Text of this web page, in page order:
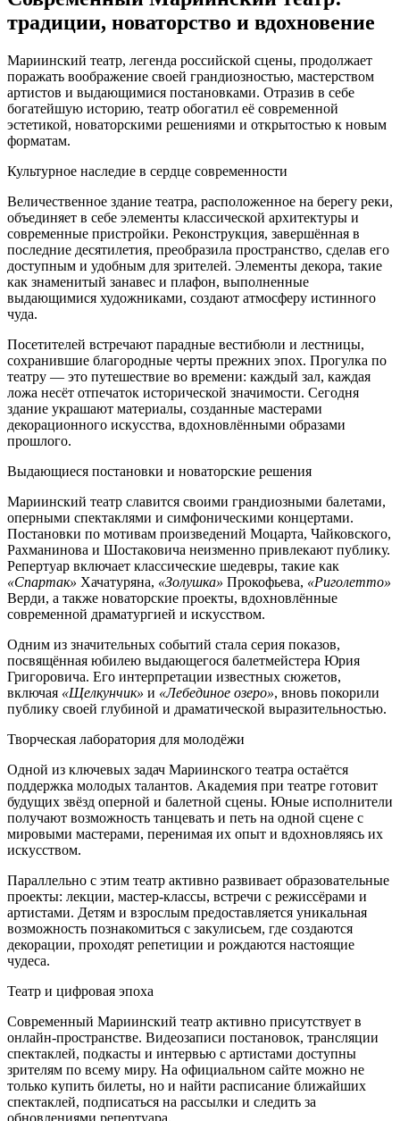
традиции, новаторство и вдохновение
Мариинский театр, легенда российской сцены, продолжает
поражать воображение своей грандиозностью, мастерством
артистов и выдающимися постановками. Отразив в себе
богатейшую историю, театр обогатил её современной
эстетикой, новаторскими решениями и открытостью к новым
форматам.
Культурное наследие в сердце современности
Величественное здание театра, расположенное на берегу реки,
объединяет в себе элементы классической архитектуры и
современные пристройки. Реконструкция, завершённая в
последние десятилетия, преобразила пространство, сделав его
доступным и удобным для зрителей. Элементы декора, такие
как знаменитый занавес и плафон, выполненные
выдающимися художниками, создают атмосферу истинного
чуда.
Посетителей встречают парадные вестибюли и лестницы,
сохранившие благородные черты прежних эпох. Прогулка по
театру — это путешествие во времени: каждый зал, каждая
ложа несёт отпечаток исторической значимости. Сегодня
здание украшают материалы, созданные мастерами
декорационного искусства, вдохновлёнными образами
прошлого.
Выдающиеся постановки и новаторские решения
Мариинский театр славится своими грандиозными балетами,
оперными спектаклями и симфоническими концертами.
Постановки по мотивам произведений Моцарта, Чайковского,
Рахманинова и Шостаковича неизменно привлекают публику.
Репертуар включает классические шедевры, такие как
«Спартак» Хачатуряна, «Золушка» Прокофьева, «Риголетто»
Верди, а также новаторские проекты, вдохновлённые
современной драматургией и искусством.
Одним из значительных событий стала серия показов,
посвящённая юбилею выдающегося балетмейстера Юрия
Григоровича. Его интерпретации известных сюжетов,
включая «Щелкунчик» и «Лебединое озеро», вновь покорили
публику своей глубиной и драматической выразительностью.
Творческая лаборатория для молодёжи
Одной из ключевых задач Мариинского театра остаётся
поддержка молодых талантов. Академия при театре готовит
будущих звёзд оперной и балетной сцены. Юные исполнители
получают возможность танцевать и петь на одной сцене с
мировыми мастерами, перенимая их опыт и вдохновляясь их
искусством.
Параллельно с этим театр активно развивает образовательные
проекты: лекции, мастер-классы, встречи с режиссёрами и
артистами. Детям и взрослым предоставляется уникальная
возможность познакомиться с закулисьем, где создаются
декорации, проходят репетиции и рождаются настоящие
чудеса.
Театр и цифровая эпоха
Современный Мариинский театр активно присутствует в
онлайн-пространстве. Видеозаписи постановок, трансляции
спектаклей, подкасты и интервью с артистами доступны
зрителям по всему миру. На официальном сайте можно не
только купить билеты, но и найти расписание ближайших
спектаклей, подписаться на рассылки и следить за
обновлениями репертуара.